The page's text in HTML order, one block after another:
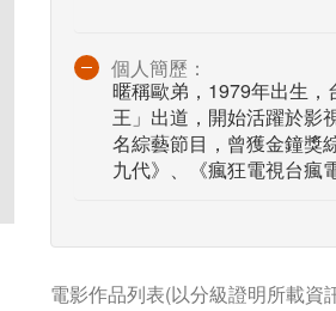
個人簡歷：
暱稱歐弟，1979年出生
王」出道，開始活躍於影
名綜藝節目，曾獲金鐘獎
九代》、《瘋狂電視台瘋
電影作品列表(以分級證明所載資